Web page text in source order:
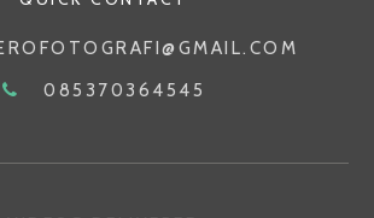
085370364545